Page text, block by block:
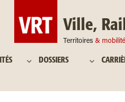
Ville,
Territoires &
DOSSIERS